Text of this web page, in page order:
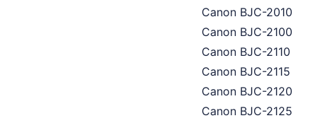
Canon BJC-2010
Canon BJC-2100
Canon BJC-2110
Canon BJC-2115
Canon BJC-2120
Canon BJC-2125